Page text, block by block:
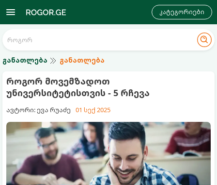
კატეგორიები
განათლება განათლება
როგორ მოვემზადოთ
უნივერსიტეტისთვის - 5 რჩევა
ავტორი: ევა რუაძე 01 სექ 2025